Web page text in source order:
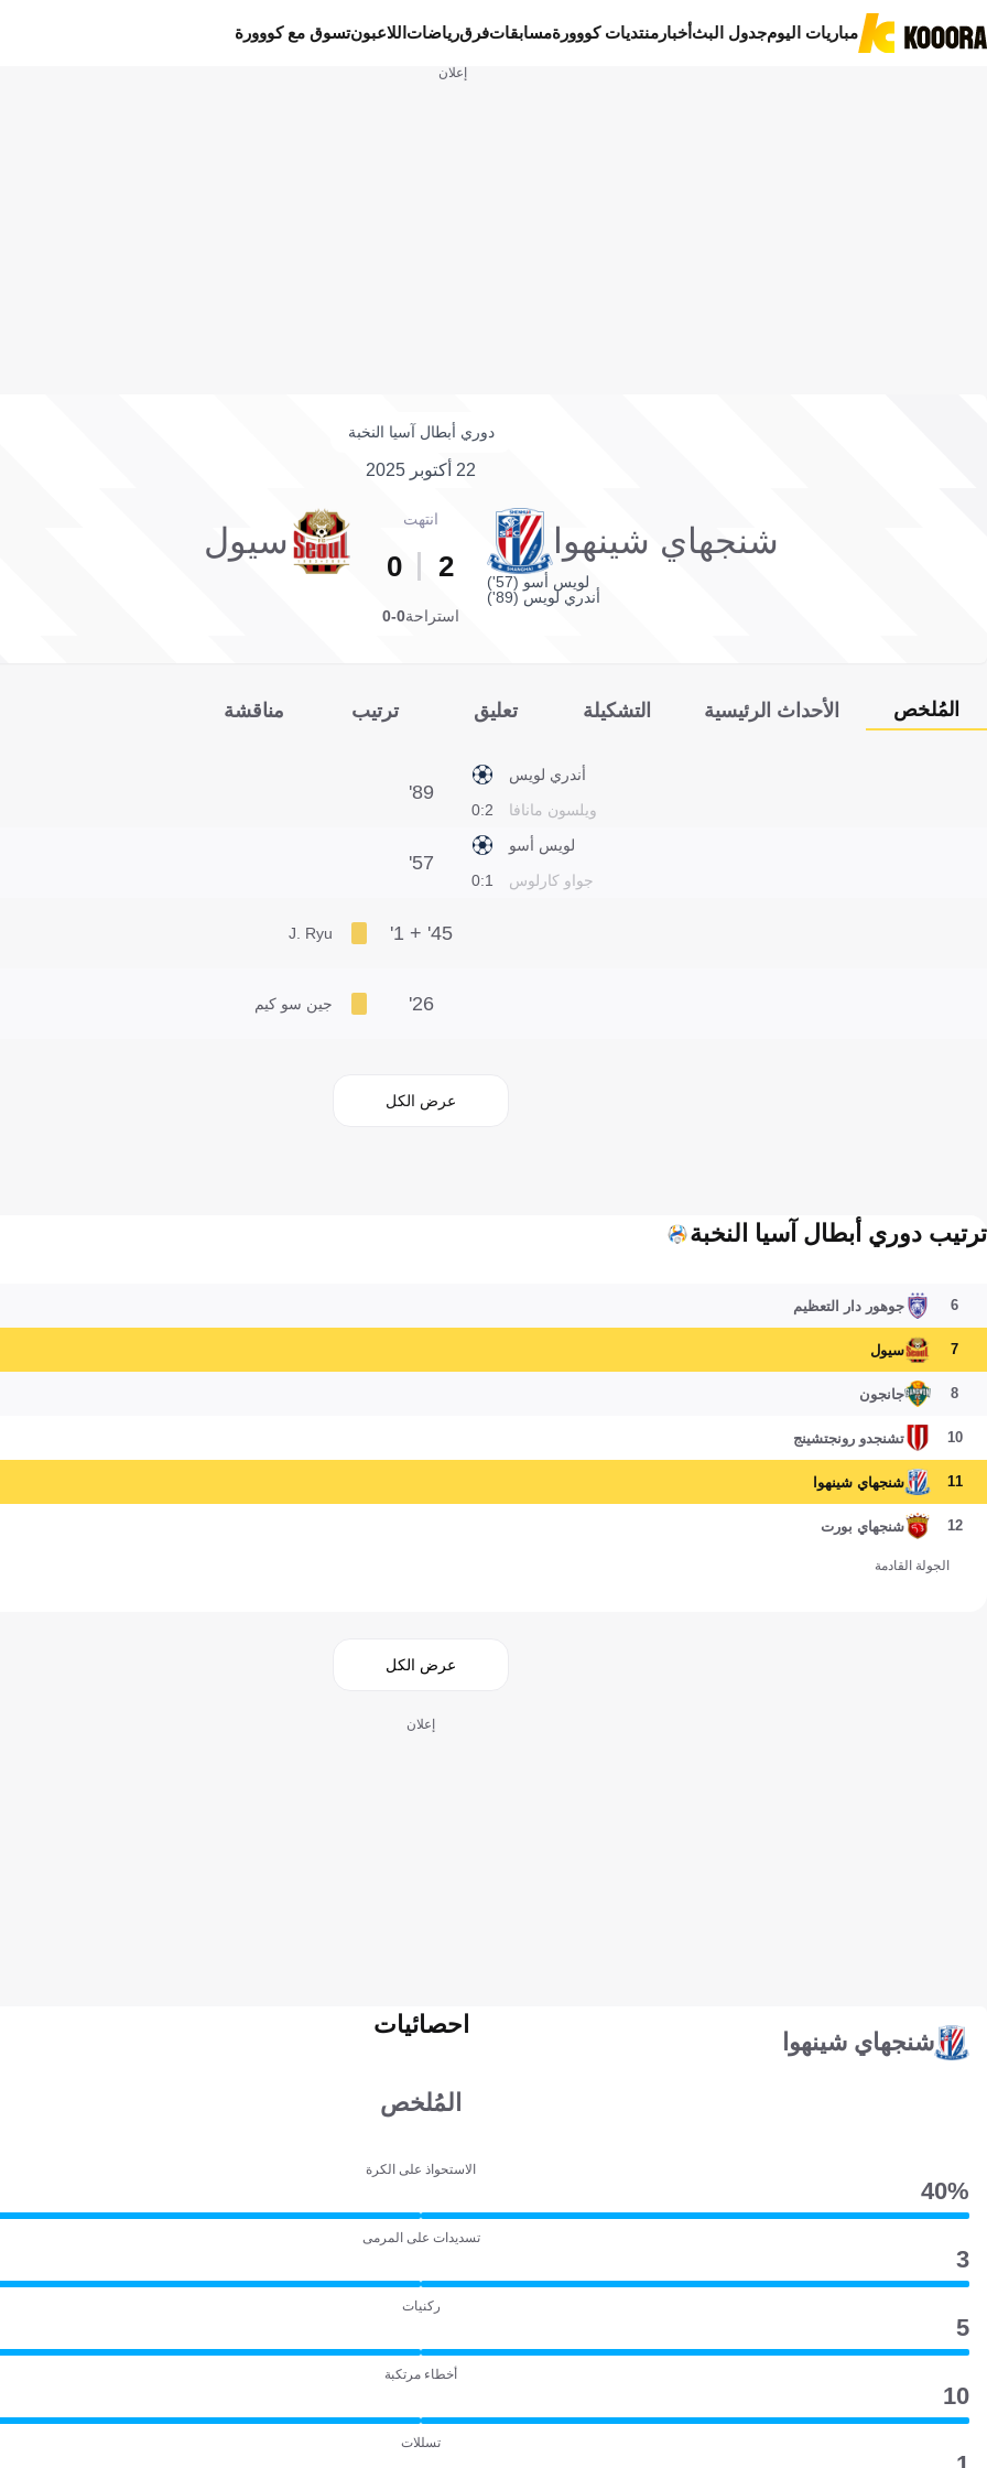
مباريات اليومجدول البثأخبار منتديات كووورةمسابقاتفرقرياضات اللاعبونتسوق مع كووورة
إعلان
دوري أبطال آسيا النخبة
22 أكتوبر 2025
شنجهاي شينهوا
لويس أسو (57')
أندري لويس (89')
انتهت
2
0
سيول
استراحة0-0
المُلخص الأحداث الرئيسية التشكيلة تعليق ترتيب مناقشة
2:0
أندري لويس
ويلسون مانافا
89'
1:0
لويس أسو
جواو كارلوس
57'
J. Ryu 45' + 1'
جين سو كيم 26'
عرض الكل
ترتيب دوري أبطال آسيا النخبة
6 جوهور دار التعظيم
7 سيول
8 جانجون
10 تشنجدو رونجتشينج
11 شنجهاي شينهوا
12 شنجهاي بورت
الجولة القادمة
عرض الكل
إعلان
شنجهاي شينهوا
احصائيات
المُلخص
الاستحواذ على الكرة
40‎%‎
تسديدات على المرمى
3
ركنيات
5
أخطاء مرتكبة
10
تسللات